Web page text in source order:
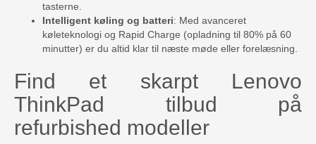
tasterne.
Intelligent køling og batteri: Med avanceret
køleteknologi og Rapid Charge (opladning til 80% på 60
minutter) er du altid klar til næste møde eller forelæsning.
Find et skarpt Lenovo
ThinkPad tilbud på
refurbished modeller